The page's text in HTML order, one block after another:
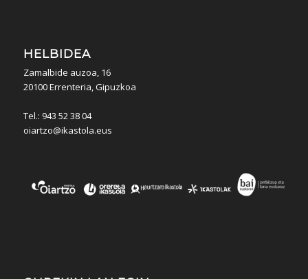
HELBIDEA
Zamalbide auzoa, 16
20100 Errenteria, Gipuzkoa
Tel.: 943 52 38 04
oiartzo@ikastola.eus